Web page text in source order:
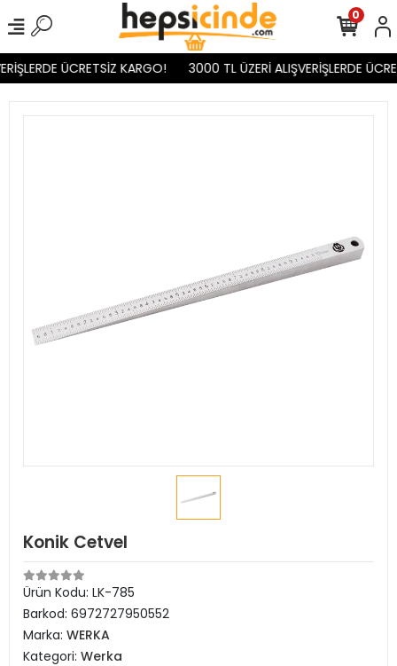
ÜCRETSİZ KARGO! 3000 TL ÜZERİ ALIŞVERİŞLERDE
0
Konik Cetvel
Ürün Kodu: LK-785
Barkod: 6972727950552
Marka: WERKA
Kategori: Werka